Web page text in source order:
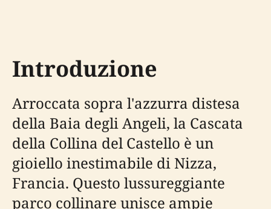
Introduzione
Arroccata sopra l'azzurra distesa
della Baia degli Angeli, la Cascata
della Collina del Castello è un
gioiello inestimabile di Nizza,
Francia. Questo lussureggiante
parco collinare unisce ampie